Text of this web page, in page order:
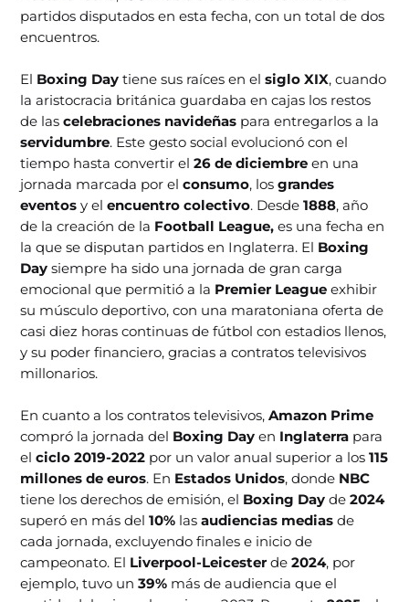
partidos disputados en esta fecha, con un total de dos
encuentros.
El Boxing Day tiene sus raíces en elsiglo XIX, cuando
la aristocracia británica guardaba en cajas los restos
de lascelebraciones navideñas para entregarlos a la
servidumbre. Este gesto social evolucionó con el
tiempo hasta convertir el26 de diciembre en una
jornada marcada por elconsumo, losgrandes
eventosy elencuentro colectivo. Desde1888, año
de la creación de la Football League,es una fecha en
la que se disputan partidos en Inglaterra. El Boxing
Day siempre ha sido una jornada de gran carga
emocional que permitió a la Premier League exhibir
su músculo deportivo, con una maratoniana oferta de
casi diez horas continuas de fútbol con estadios llenos,
y su poder financiero, gracias a contratos televisivos
millonarios.
En cuanto a los contratos televisivos,Amazon Prime
compró la jornada del Boxing Day en Inglaterra para
elciclo 2019-2022 por un valor anual superior a los 115
millones de euros. En Estados Unidos, donde NBC
tiene los derechos de emisión, el Boxing Day de2024
superó en más del10% lasaudiencias medias de
cada jornada, excluyendo finales e inicio de
campeonato. El Liverpool-Leicester de2024, por
ejemplo, tuvo un39% más de audiencia que el